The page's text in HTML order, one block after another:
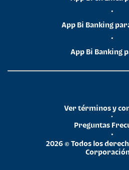
•
App Bi Banking
•
App Bi Banking
2026 © Todos los
•
Preguntas
•
Ver términos y